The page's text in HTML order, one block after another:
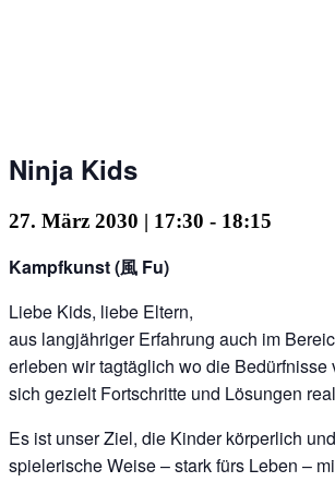
Ninja Kids
27. März 2030 | 17:30 - 18:15
Kampfkunst (風 Fu)
Liebe Kids, liebe Eltern,
aus langjähriger Erfahrung auch im
erleben wir tagtäglich wo die
sich gezielt Fortschritte und Lösungen
Es ist unser Ziel, die Kinder körperlich
spielerische Weise – stark fürs Leben –